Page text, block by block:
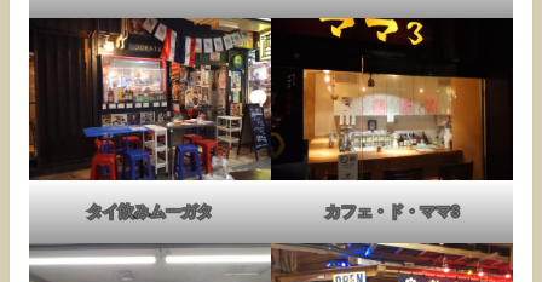
タイ飲みムーガタ カフェ・ド・ママ3